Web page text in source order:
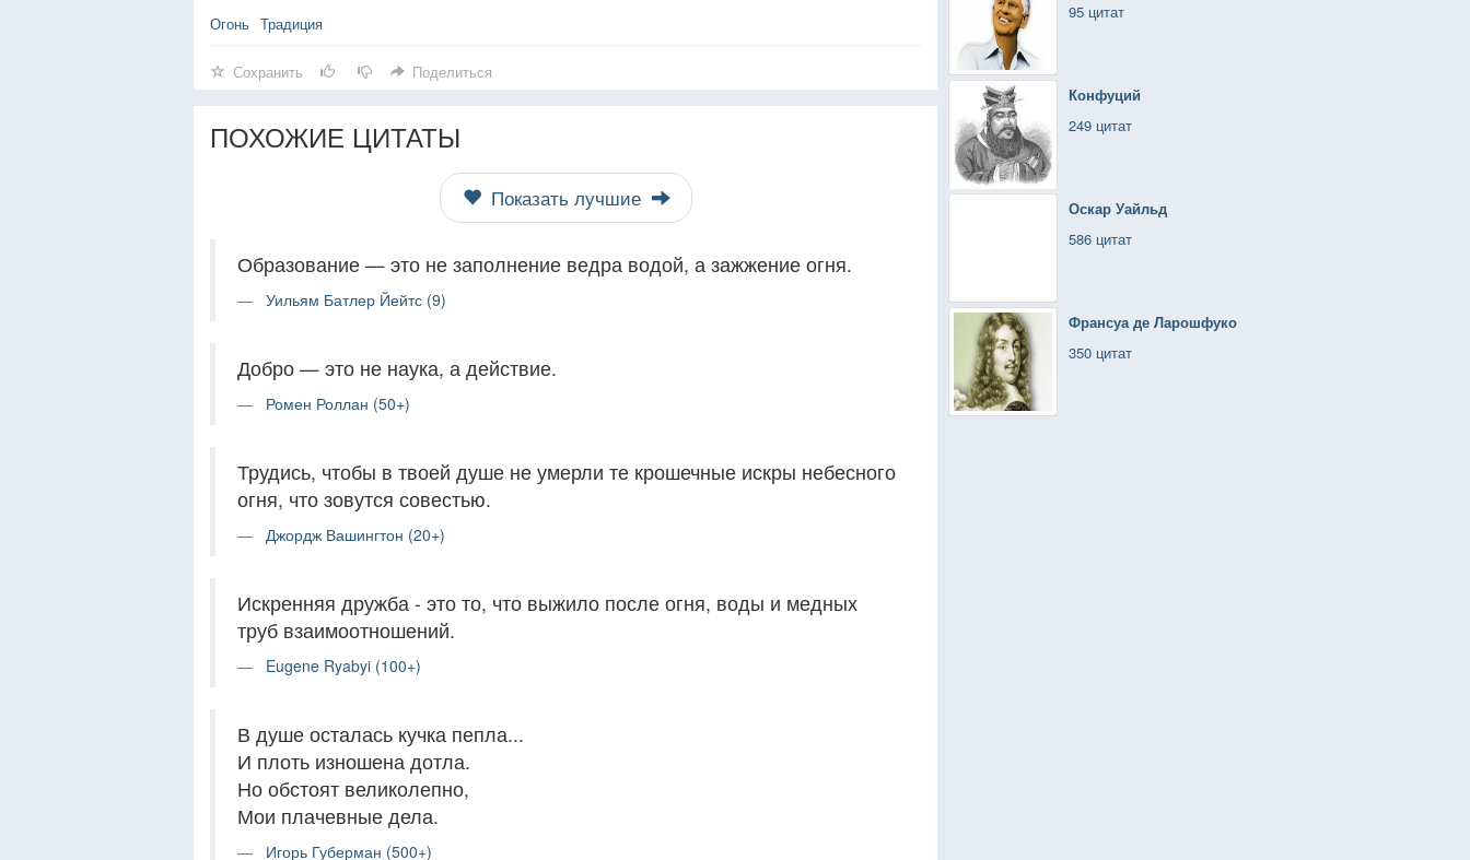
95 цитат
Конфуций
249 цитат
Оскар Уайльд
586 цитат
Франсуа де Ларошфуко
350 цитат
Огонь Традиция
Сохранить Поделиться
ПОХОЖИЕ ЦИТАТЫ
Показать лучшие
Образование — это не заполнение ведра водой, а зажжение огня.
Уильям Батлер Йейтс (9)
Добро — это не наука, а действие.
Ромен Роллан (50+)
Трудись, чтобы в твоей душе не умерли те крошечные искры небесного
огня, что зовутся совестью.
Джордж Вашингтон (20+)
Искренняя дружба - это то, что выжило после огня, воды и медных
труб взаимоотношений.
Eugene Ryabyi (100+)
В душе осталась кучка пепла...
И плоть изношена дотла.
Но обстоят великолепно,
Мои плачевные дела.
Игорь Губерман (500+)